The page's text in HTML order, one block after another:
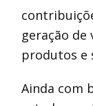
geração de
produtos e
Ainda com